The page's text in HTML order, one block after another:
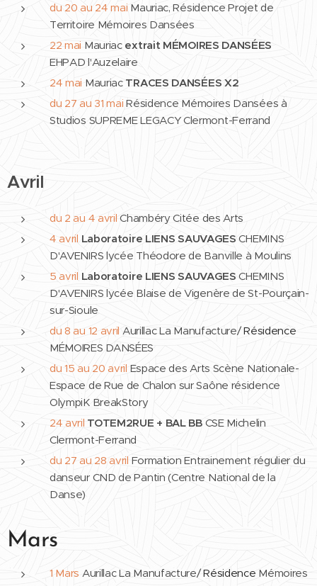
du 20 au 24 mai Mauriac, Résidence Projet de
Territoire Mémoires Dansées
22 mai Mauriac extrait MÉMOIRES DANSÉES
EHPAD l'Auzelaire
24 mai Mauriac TRACES DANSÉES X2
du 27 au 31 maiRésidence Mémoires Dansées à
Studios SUPREME LEGACYClermont-Ferrand
Avril
du 2 au 4 avrilChambéry Citée des Arts
4 avril Laboratoire LIENS SAUVAGES CHEMINS
D'AVENIRS lycée Théodore de Banville à Moulins
5 avril Laboratoire LIENS SAUVAGES CHEMINS
D'AVENIRS lycée Blaise de Vigenère de St-Pourçain-
sur-Sioule
du 8 au 12 avril Aurillac La Manufacture/Résidence
MÉMOIRES DANSÉES
du 15 au 20 avril Espace des Arts Scène Nationale-
Espace de Rue de Chalon sur Saône résidence
OlympiK BreakStory
24 avril TOTEM2RUE + BAL BBCSE Michelin
Clermont-Ferrand
du 27 au 28 avril Formation Entrainement régulier du
danseur CND de Pantin (Centre National de la
Danse)
Mars
1 Mars Aurillac La Manufacture/Résidence Mémoires